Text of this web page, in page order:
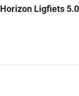
Horizon Ligfiets